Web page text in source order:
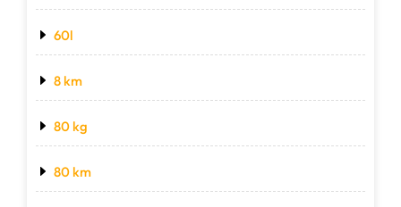
60l
8 km
80 kg
80 km